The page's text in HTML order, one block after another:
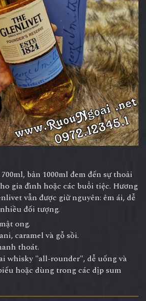
bản 1000ml đem đến sự thoải
gia đình hoặc các buổi tiệc. Hương
vẫn được giữ nguyên: êm ái, dễ
đối tượng.
ong.
caramel và gỗ sồi.
thoát.
whisky "all-rounder", dễ uống và
hoặc dùng trong các dịp sum